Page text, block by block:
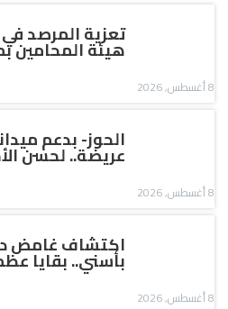
تعزية المرصد
هيئة المحامين
8 أغسطس, 2026
الحوز- بدعم
عريضة.. لحسن
8 أغسطس, 2026
اكتشاف غامض
بأسني.. بقايا
8 أغسطس, 2026